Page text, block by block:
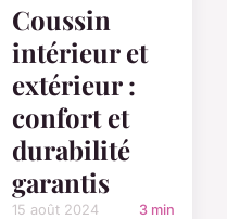
Coussin
intérieur et
extérieur :
confort et
durabilité
garantis
15 août 2024 3 min